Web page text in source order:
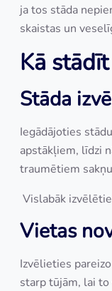
ja tos stāda
skaistas un
Kā
Stāda
Iegādājoties
apstākļiem, līdzi
traumētiem
Vislabāk
Vietas
Izvēlieties
starp tūjām, lai